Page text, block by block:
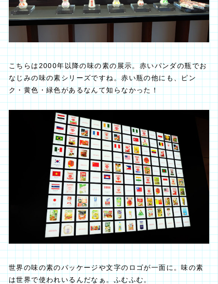
こちらは2000年以降の味の素の展示。赤いパンダの瓶でお
なじみの味の素シリーズですね。赤い瓶の他にも、ピン
ク・黄色・緑色があるなんて知らなかった！
世界の味の素のパッケージや文字のロゴが一面に。味の素
は世界で使われいるんだなぁ。ふむふむ。